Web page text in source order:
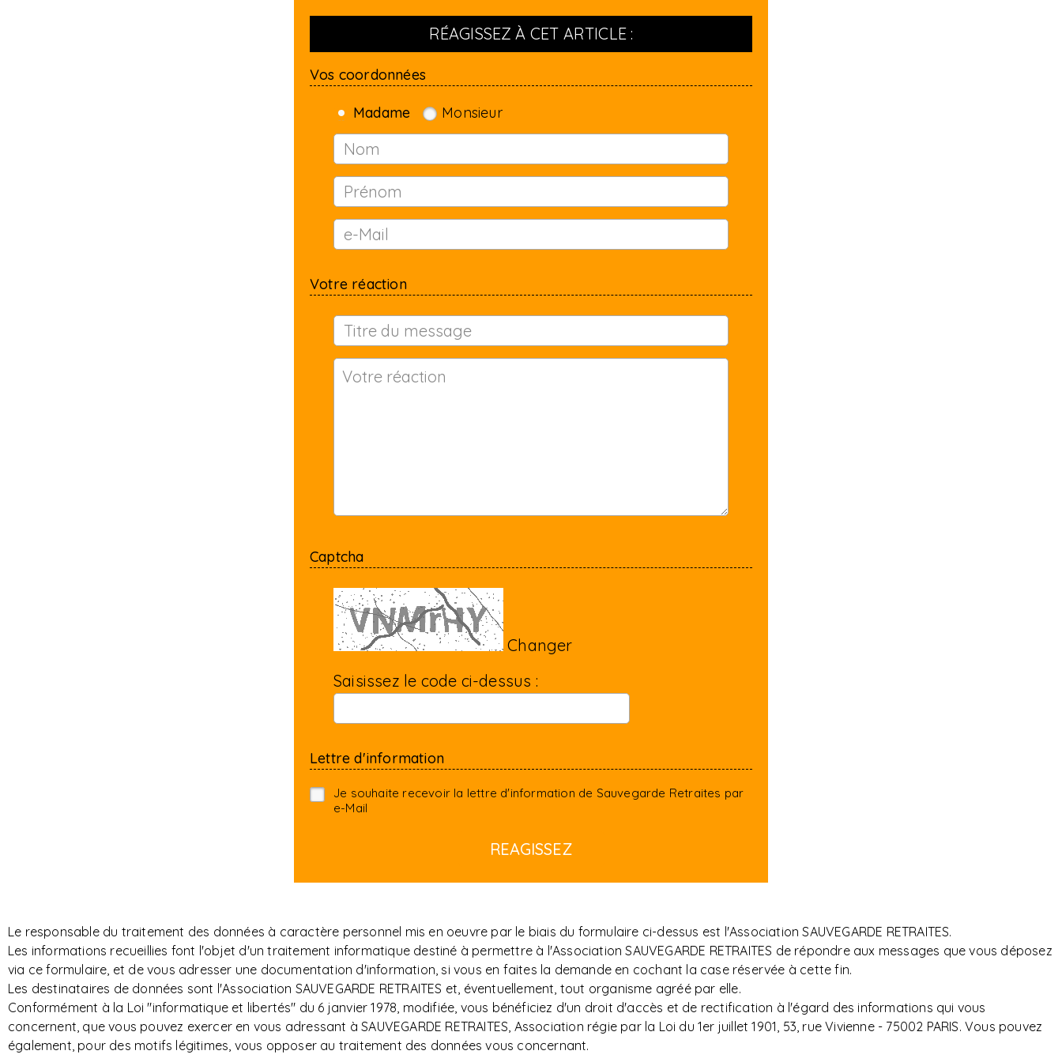
RÉAGISSEZ À CET ARTICLE :
Vos coordonnées
Madame Monsieur
Votre réaction
Captcha
Changer
Saisissez le code ci-dessus :
Lettre d'information
Je souhaite recevoir la lettre d'information de Sauvegarde Retraites par
e-Mail
Le responsable du traitement des données à caractère personnel mis en oeuvre par le biais du formulaire ci-dessus est l'Association SAUVEGARDE RETRAITES.
Les informations recueillies font l'objet d'un traitement informatique destiné à permettre à l'Association SAUVEGARDE RETRAITES de répondre aux messages que vous déposez
via ce formulaire, et de vous adresser une documentation d'information, si vous en faites la demande en cochant la case réservée à cette fin.
Les destinataires de données sont l'Association SAUVEGARDE RETRAITES et, éventuellement, tout organisme agréé par elle.
Conformément à la Loi "informatique et libertés" du 6 janvier 1978, modifiée, vous bénéficiez d'un droit d'accès et de rectification à l'égard des informations qui vous
concernent, que vous pouvez exercer en vous adressant à SAUVEGARDE RETRAITES, Association régie par la Loi du 1er juillet 1901, 53, rue Vivienne - 75002 PARIS. Vous pouvez
également, pour des motifs légitimes, vous opposer au traitement des données vous concernant.